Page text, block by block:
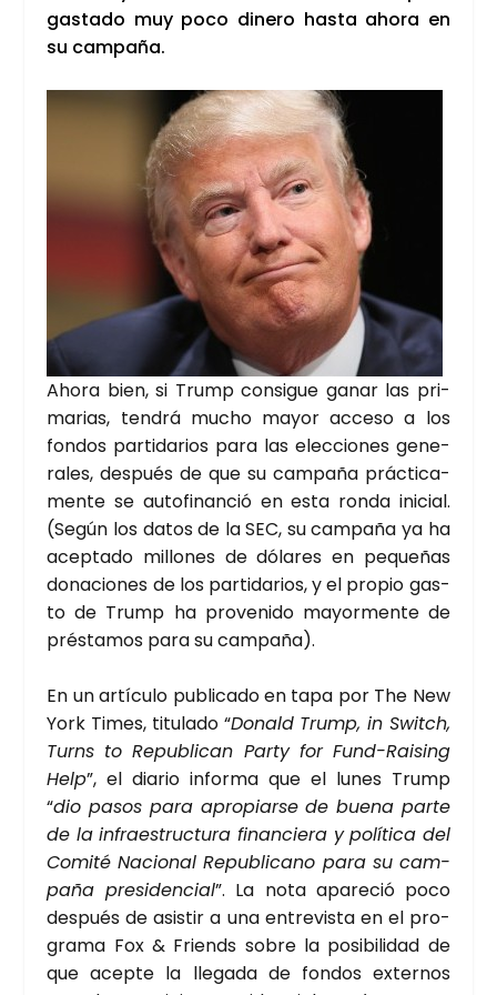
gas­ta­do muy poco dine­ro has­ta aho­ra en
su cam­pa­ña.
Aho­ra bien, si Trump con­si­gue ganar las pri­
ma­rias, ten­drá mucho mayor acce­so a los
fon­dos par­ti­da­rios para las elec­cio­nes gene­
ra­les, des­pués de que su cam­pa­ña prác­ti­ca­
men­te se auto­fi­nan­ció en esta ron­da ini­cial.
(Según los datos de la SEC, su cam­pa­ña ya ha
acep­ta­do millo­nes de dóla­res en peque­ñas
dona­cio­nes de los par­ti­da­rios, y el pro­pio gas­
to de Trump ha pro­ve­ni­do mayor­men­te de
prés­ta­mos para su cam­pa­ña).
En un artícu­lo publi­ca­do en tapa por The New
York Times, titu­la­do “Donald Trump, in Switch,
Turns to Repu­bli­can Party for Fund-Rai­sing
Help”, el dia­rio infor­ma que el lunes Trump
“dio pasos para apro­piar­se de bue­na par­te
de la infra­es­truc­tu­ra finan­cie­ra y polí­ti­ca del
Comi­té Nacio­nal Repu­bli­cano para su cam­
pa­ña pre­si­den­cial”. La nota apa­re­ció poco
des­pués de asis­tir a una entre­vis­ta en el pro­
gra­ma Fox & Friends sobre la posi­bi­li­dad de
que acep­te la lle­ga­da de fon­dos exter­nos